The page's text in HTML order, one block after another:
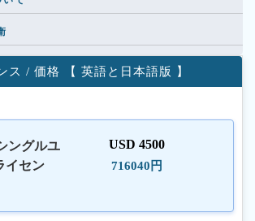
ス / 価格 【 英語と日本語版 】
ングルユ
イセン
USD 4500
716040円